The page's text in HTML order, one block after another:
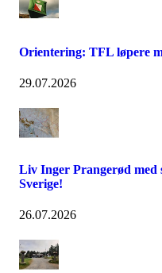
Orientering: TFL løpere
29.07.2026
Liv Inger Prangerød med
Sverige!
26.07.2026